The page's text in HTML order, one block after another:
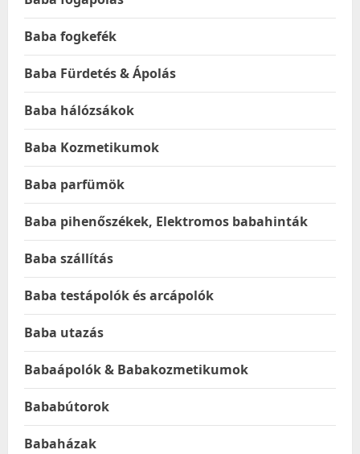
Baba fogkefék
Baba Fürdetés & Ápolás
Baba hálózsákok
Baba Kozmetikumok
Baba parfümök
Baba pihenőszékek, Elektromos babahinták
Baba szállítás
Baba testápolók és arcápolók
Baba utazás
Babaápolók & Babakozmetikumok
Bababútorok
Babaházak